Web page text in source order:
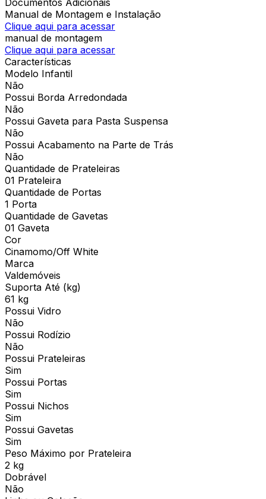
Manual de Montagem e Instalação
Clique aqui para acessar
manual de montagem
Clique aqui para acessar
Características
Modelo Infantil
Não
Possui Borda Arredondada
Não
Possui Gaveta para Pasta Suspensa
Não
Possui Acabamento na Parte de Trás
Não
Quantidade de Prateleiras
01 Prateleira
Quantidade de Portas
1 Porta
Quantidade de Gavetas
01 Gaveta
Cor
Cinamomo/Off White
Marca
Valdemóveis
Suporta Até (kg)
61 kg
Possui Vidro
Não
Possui Rodízio
Não
Possui Prateleiras
Sim
Possui Portas
Sim
Possui Nichos
Sim
Possui Gavetas
Sim
Peso Máximo por Prateleira
2 kg
Dobrável
Não